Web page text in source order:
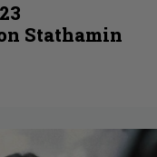
Stathamin